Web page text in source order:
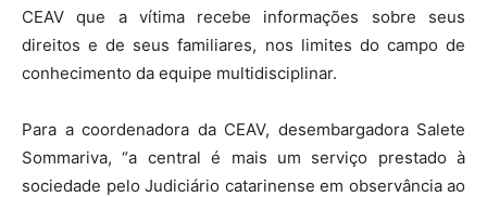
CEAV que a vítima recebe informações sobre seus
direitos e de seus familiares, nos limites do campo de
conhecimento da equipe multidisciplinar.
Para a coordenadora da CEAV, desembargadora Salete
Sommariva, “a central é mais um serviço prestado à
sociedade pelo Judiciário catarinense em observância ao